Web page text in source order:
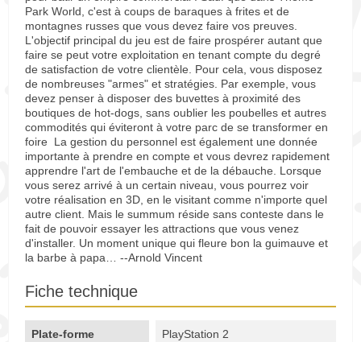
Park World, c'est à coups de baraques à frites et de
montagnes russes que vous devez faire vos preuves.
L'objectif principal du jeu est de faire prospérer autant que
faire se peut votre exploitation en tenant compte du degré
de satisfaction de votre clientèle. Pour cela, vous disposez
de nombreuses "armes" et stratégies. Par exemple, vous
devez penser à disposer des buvettes à proximité des
boutiques de hot-dogs, sans oublier les poubelles et autres
commodités qui éviteront à votre parc de se transformer en
foire La gestion du personnel est également une donnée
importante à prendre en compte et vous devrez rapidement
apprendre l'art de l'embauche et de la débauche. Lorsque
vous serez arrivé à un certain niveau, vous pourrez voir
votre réalisation en 3D, en le visitant comme n'importe quel
autre client. Mais le summum réside sans conteste dans le
fait de pouvoir essayer les attractions que vous venez
d'installer. Un moment unique qui fleure bon la guimauve et
la barbe à papa… --Arnold Vincent
Fiche technique
Plate-forme PlayStation 2